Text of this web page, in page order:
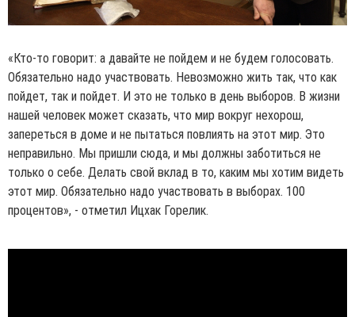
«Кто-то говорит: а давайте не пойдем и не будем голосовать.
Обязательно надо участвовать. Невозможно жить так, что как
пойдет, так и пойдет. И это не только в день выборов. В жизни
нашей человек может сказать, что мир вокруг нехорош,
запереться в доме и не пытаться повлиять на этот мир. Это
неправильно. Мы пришли сюда, и мы должны заботиться не
только о себе. Делать свой вклад в то, каким мы хотим видеть
этот мир. Обязательно надо участвовать в выборах. 100
процентов», - отметил Ицхак Горелик.